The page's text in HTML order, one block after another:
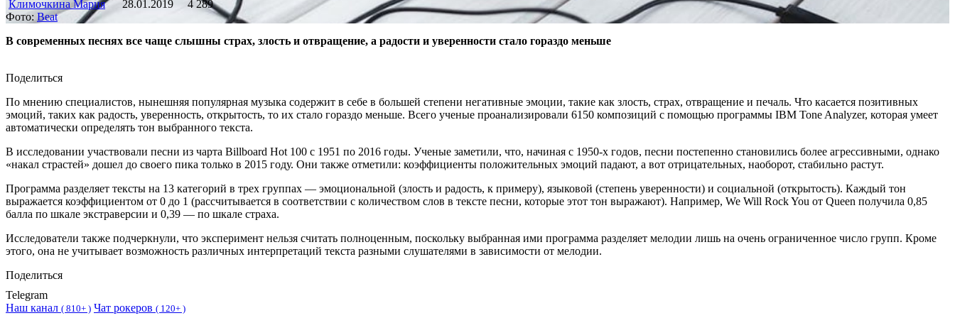
Климочкина Мария 28.01.2019
4 289
Фото: Beat
В современных песнях все чаще слышны страх, злость и отвращение, а радости и уверенности стало гораздо меньше
Поделиться
По мнению специалистов, нынешняя популярная музыка содержит в себе в большей степени негативные эмоции, такие как злость, страх, отвращение и печаль. Что касается позитивных
эмоций, таких как радость, уверенность, открытость, то их стало гораздо меньше. Всего ученые проанализировали 6150 композиций с помощью программы IBM Tone Analyzer, которая умеет
автоматически определять тон выбранного текста.
В исследовании участвовали песни из чарта Billboard Hot 100 с 1951 по 2016 годы. Ученые заметили, что, начиная с 1950-х годов, песни постепенно становились более агрессивными, однако
«накал страстей» дошел до своего пика только в 2015 году. Они также отметили: коэффициенты положительных эмоций падают, а вот отрицательных, наоборот, стабильно растут.
Программа разделяет тексты на 13 категорий в трех группах — эмоциональной (злость и радость, к примеру), языковой (степень уверенности) и социальной (открытость). Каждый тон
выражается коэффициентом от 0 до 1 (рассчитывается в соответствии с количеством слов в тексте песни, которые этот тон выражают). Например, We Will Rock You от Queen получила 0,85
балла по шкале экстраверсии и 0,39 — по шкале страха.
Исследователи также подчеркнули, что эксперимент нельзя считать полноценным, поскольку выбранная ими программа разделяет мелодии лишь на очень ограниченное число групп. Кроме
этого, она не учитывает возможность различных интерпретаций текста разными слушателями в зависимости от мелодии.
Поделиться
Telegram
Наш канал ( 810+ ) Чат рокеров ( 120+ )